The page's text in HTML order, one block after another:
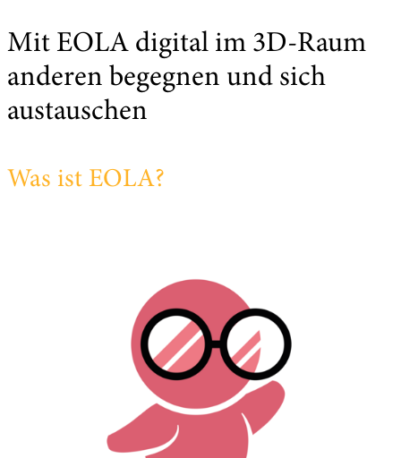
Mit EOLA digital im 3D-Raum
anderen begegnen und sich
austauschen
Was ist EOLA?